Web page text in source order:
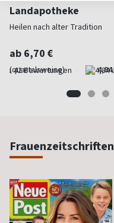
Landapotheke
Heilen nach alter Tradition
ab 6,70 €
(quartalsweise) 4,84
Frauenzeitschriften